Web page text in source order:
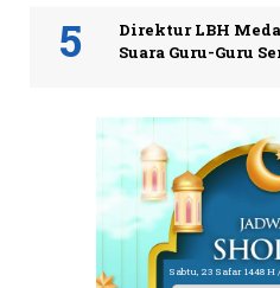
Direktur LBH
Suara Guru-Guru
Sabtu, 23 Safar 1448